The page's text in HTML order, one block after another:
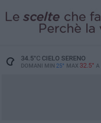
34.5°CCIELO SERENO
DOMANI MIN 25° MAX 32.5° A